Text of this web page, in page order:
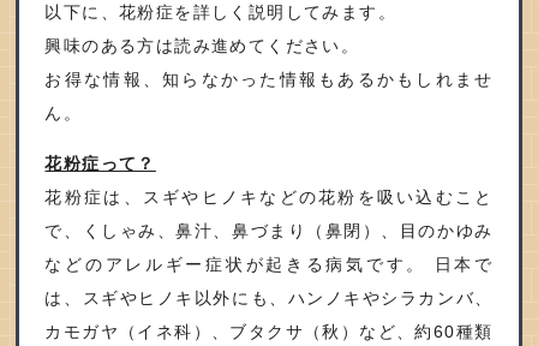
以下に、花粉症を詳しく説明してみます。
興味のある方は読み進めてください。
お得な情報、知らなかった情報もあるかもしれませ
ん。
花粉症って？
花粉症は、スギやヒノキなどの花粉を吸い込むこと
で、くしゃみ、鼻汁、鼻づまり（鼻閉）、目のかゆみ
などのアレルギー症状が起きる病気です。 日本で
は、スギやヒノキ以外にも、ハンノキやシラカンバ、
カモガヤ（イネ科）、ブタクサ（秋）など、約60種類